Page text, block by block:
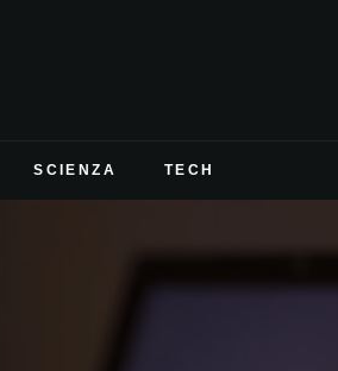
SCIENZA TECH